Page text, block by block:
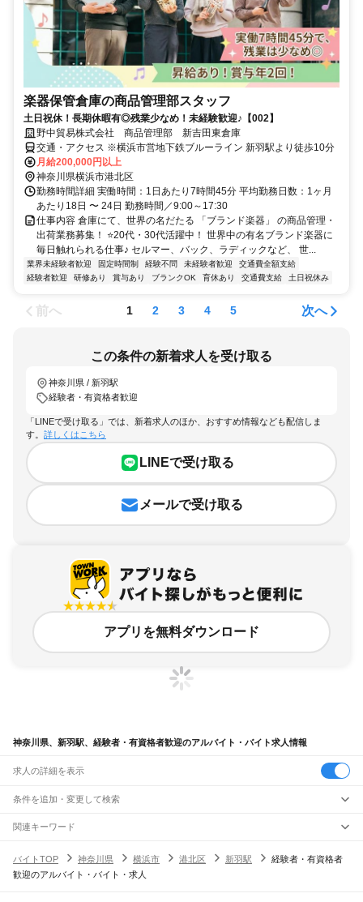
楽器保管倉庫の商品管理部スタッフ
土日祝休！長期休暇有◎残業少なめ！未経験歓迎♪【002】
野中貿易株式会社 商品管理部 新吉田東倉庫
交通・アクセス ※横浜市営地下鉄ブルーライン 新羽駅より徒歩10分
月給200,000円以上
神奈川県横浜市港北区
勤務時間詳細 実働時間：1日あたり7時間45分 平均勤務日数：1ヶ月
あたり18日 〜 24日 勤務時間／9:00～17:30
仕事内容 倉庫にて、世界の名だたる 「ブランド楽器」 の商品管理・
出荷業務募集！ ⭐20代・30代活躍中！ 世界中の有名ブランド楽器に
毎日触れられる仕事♪ セルマー、バック、ラディックなど、 世...
業界未経験者歓迎 固定時間制 経験不問 未経験者歓迎
交通費全額支給
経験者歓迎
研修あり 賞与あり ブランクOK 育休あり 交通費支給 土日祝休み
前へ 1 2 3 4 5 次へ
この条件の新着求人を受け取る
神奈川県 / 新羽駅
経験者・有資格者歓迎
「LINEで受け取る」では、新着求人のほか、おすすめ情報なども配信しま
す。 詳しくはこちら
LINEで受け取る
メールで受け取る
アプリを無料ダウンロード
神奈川県、新羽駅、経験者・有資格者歓迎のアルバイト・バイト求人情報
求人の詳細を表示
条件を追加・変更して検索
市区町村を追加・変更
神奈川県
すべて
横浜市すべて
駅を追加・変更
職種を追加・変更
関連キーワード
バイトTOP
神奈川県 横浜市 港北区 新羽駅
経験者・有資格者
歓迎のアルバイト・バイト・求人